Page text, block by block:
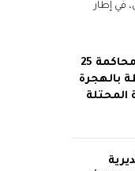
في إطار
تطوان.. القضاء يباشر محاكمة 25
بالهجرة
المحتلة